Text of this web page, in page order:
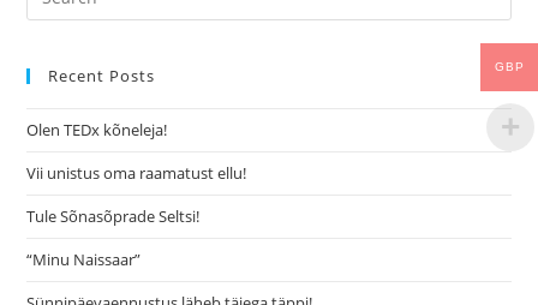
Recent Posts
Olen TEDx kõneleja!
Vii unistus oma raamatust ellu!
Tule Sõnasõprade Seltsi!
“Minu Naissaar”
GBP